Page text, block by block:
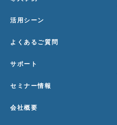
活用シーン
よくあるご質問
サポート
セミナー情報
会社概要